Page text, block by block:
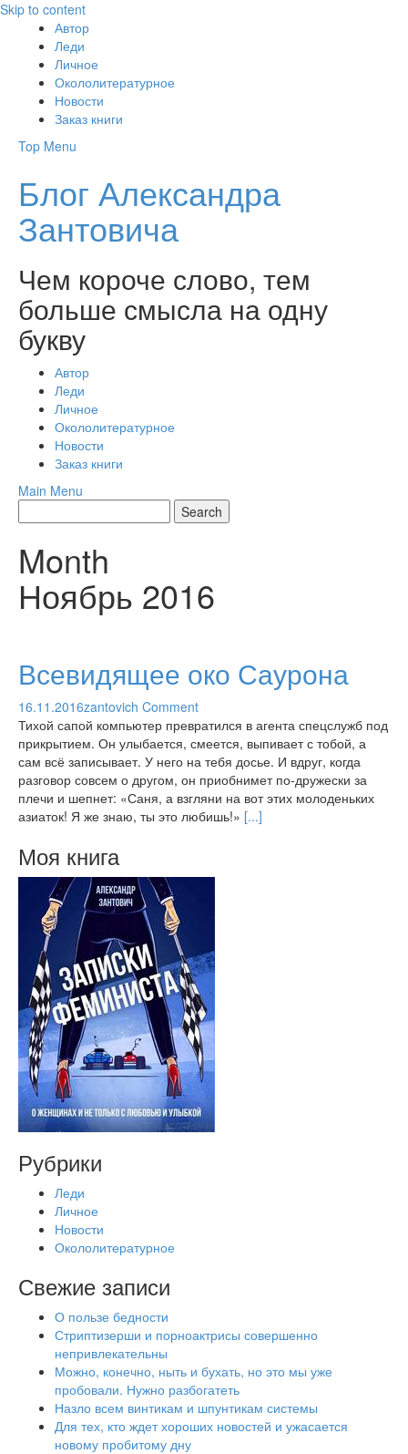
Skip to content
Автор
Леди
Личное
Окололитературное
Новости
Заказ книги
Top Menu
Блог Александра
Зантовича
Чем короче слово, тем
больше смысла на одну
букву
Автор
Леди
Личное
Окололитературное
Новости
Заказ книги
Main Menu
Month
Ноябрь 2016
Всевидящее око Саурона
16.11.2016zantovich Comment
Тихой сапой компьютер превратился в агента спецслужб под
прикрытием. Он улыбается, смеется, выпивает с тобой, а
сам всё записывает. У него на тебя досье. И вдруг, когда
разговор совсем о другом, он приобнимет по-дружески за
плечи и шепнет: «Саня, а взгляни на вот этих молоденьких
азиаток! Я же знаю, ты это любишь!» [...]
Моя книга
Рубрики
Леди
Личное
Новости
Окололитературное
Свежие записи
О пользе бедности
Стриптизерши и порноактрисы совершенно
непривлекательны
Можно, конечно, ныть и бухать, но это мы уже
пробовали. Нужно разбогатеть
Назло всем винтикам и шпунтикам системы
Для тех, кто ждет хороших новостей и ужасается
новому пробитому дну